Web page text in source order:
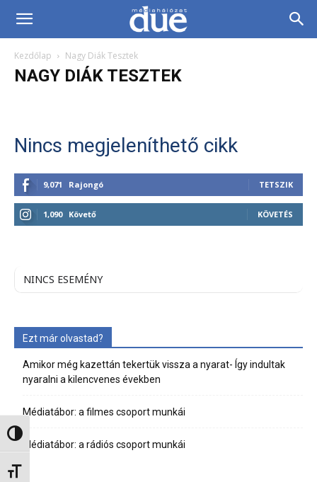
Nagy kontraszt váltása
Betűméret váltása
DUE
Médiahálózat…
Kezdőlap Nagy Diák Tesztek
NAGY DIÁK TESZTEK
Nincs megjeleníthető cikk
9,071 Rajongó TETSZIK
1,090 Követő KÖVETÉS
NINCS ESEMÉNY
Ezt már olvastad?
Amikor még kazettán tekertük vissza a nyarat- Így indultak
nyaralni a kilencvenes években
Médiatábor: a filmes csoport munkái
Médiatábor: a rádiós csoport munkái